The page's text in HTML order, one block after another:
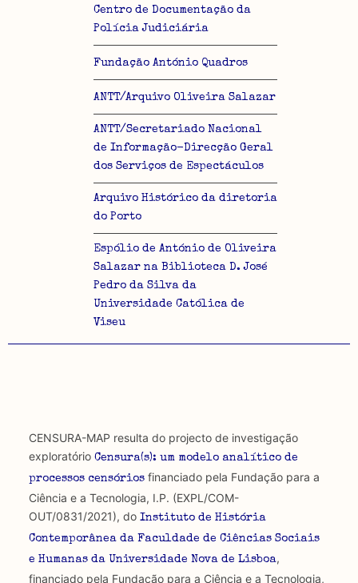
Centro de Documentação da
Polícia Judiciária
Fundação António Quadros
ANTT/Arquivo Oliveira Salazar
ANTT/Secretariado Nacional
de Informação-Direcção Geral
dos Serviços de Espectáculos
Arquivo Histórico da diretoria
do Porto
Espólio de António de Oliveira
Salazar na Biblioteca D. José
Pedro da Silva da
Universidade Católica de
Viseu
CENSURA-MAP resulta do projecto de investigação
exploratório Censura(s): um modelo analítico de
processos censóriosfinanciado pela Fundação para a
Ciência e a Tecnologia, I.P. (EXPL/COM-
OUT/0831/2021), do Instituto de História
Contemporânea da Faculdade de Ciências Sociais
e Humanas da Universidade Nova de Lisboa,
financiado pela Fundação para a Ciência e a Tecnologia,